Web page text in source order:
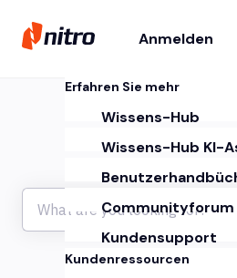
Anmelden
Erfahren Sie mehr
Wissens-Hub
Wissens-Hub KI-
Communityforum
Kundensupport
Kundenressourcen